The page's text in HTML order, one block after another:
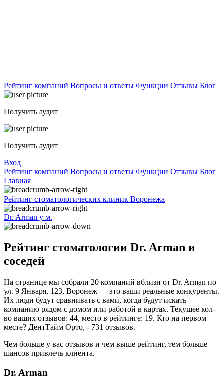
Рейтинг компаний Вопросы и ответы Функции Отзывы Блог
Получить аудит
Получить аудит
Вход
Рейтинг компаний Вопросы и ответы Функции Отзывы Блог
Главная
Рейтинг стоматологических клиник Воронежа
Dr. Arman у м.
Рейтинг стоматологии Dr. Arman и
соседей
На странице мы собрали 20 компаний вблизи от Dr. Arman по
ул. 9 Января, 123, Воронеж — это ваши реальные конкуренты.
Их люди будут сравнивать с вами, когда будут искать
компанию рядом с домом или работой в картах. Текущее кол-
во ваших отзывов: 44, место в рейтинге: 19. Кто на первом
месте? ДентТайм Орто, - 731 отзывов.
Чем больше у вас отзывов и чем выше рейтинг, тем больше
шансов привлечь клиента.
Dr. Arman